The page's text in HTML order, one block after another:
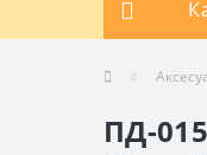
ПД-